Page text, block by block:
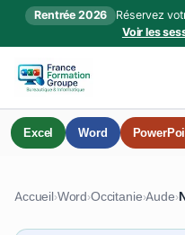
Rentrée 2026
Réservez
Voir les
Excel Word
Accueil›Word›Occitanie›Aude›